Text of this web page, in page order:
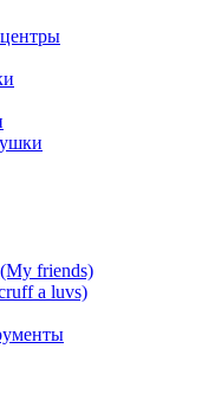
friends)
a luvs)